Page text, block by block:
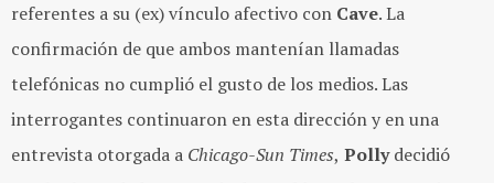
referentes a su (ex) vínculo afectivo con Cave. La
confirmación de que ambos mantenían llamadas
telefónicas no cumplió el gusto de los medios. Las
interrogantes continuaron en esta dirección y en una
entrevista otorgada a Chicago-Sun Times, Pollydecidió